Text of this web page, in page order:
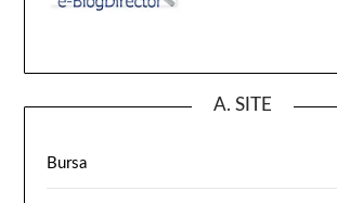
A. SITE
Bursa